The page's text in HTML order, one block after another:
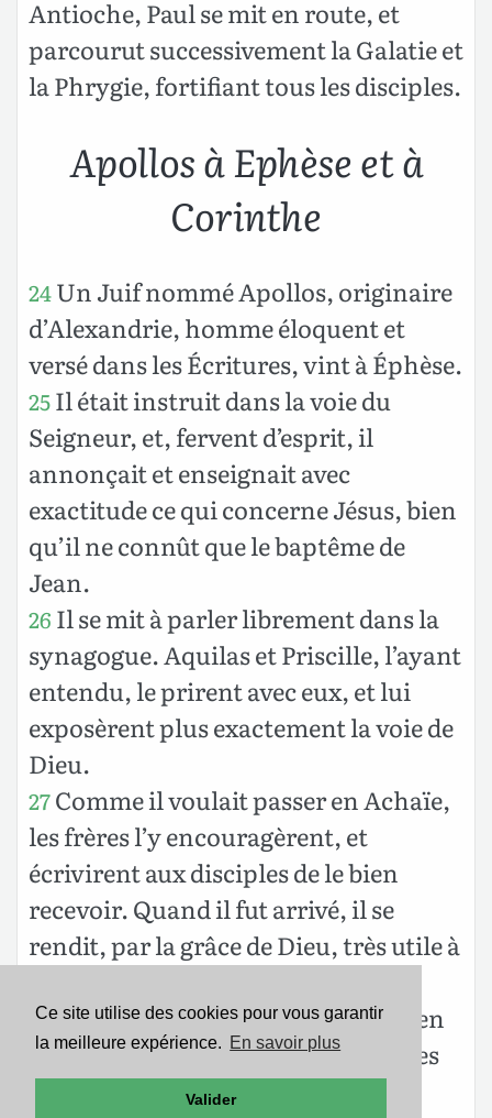
Ce site utilise des cookies pour vous garantir
la meilleure expérience. En savoir plus
Valider
Antioche, Paul se mit en route, et
parcourut successivement la Galatie et
la Phrygie, fortifiant tous les disciples.
Apollos à Ephèse et à
Corinthe
24Un Juif nommé Apollos, originaire
d’Alexandrie, homme éloquent et
versé dans les Écritures, vint à Éphèse.
25Il était instruit dans la voie du
Seigneur, et, fervent d’esprit, il
annonçait et enseignait avec
exactitude ce qui concerne Jésus, bien
qu’il ne connût que le baptême de
Jean.
26 Il se mit à parler librement dans la
synagogue. Aquilas et Priscille, l’ayant
entendu, le prirent avec eux, et lui
exposèrent plus exactement la voie de
Dieu.
27Comme il voulait passer en Achaïe,
les frères l’y encouragèrent, et
écrivirent aux disciples de le bien
recevoir. Quand il fut arrivé, il se
rendit, par la grâce de Dieu, très utile à
28Car il réfutait vivement les Juifs en
public, démontrant par les Écritures
que Jésus est le Christ.